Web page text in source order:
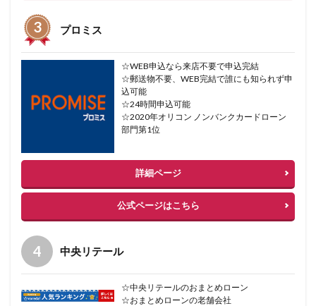
プロミス
☆WEB申込なら来店不要で申込完結
☆郵送物不要、WEB完結で誰にも知られず申
込可能
☆24時間申込可能
☆2020年オリコン ノンバンクカードローン
部門第1位
詳細ページ
公式ページはこちら
中央リテール
☆中央リテールのおまとめローン
☆おまとめローンの老舗会社